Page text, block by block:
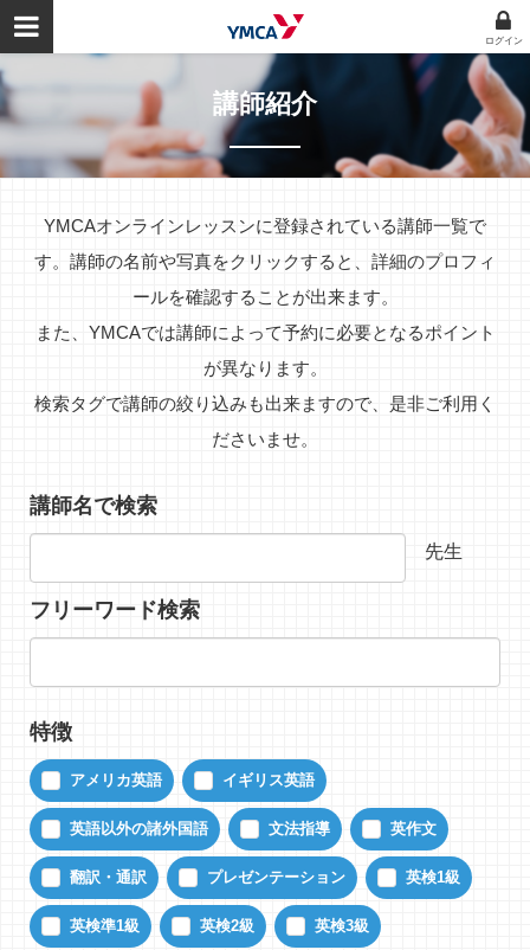
ログイン
講師紹介
YMCAオンラインレッスンに登録されている講師一覧で
す。講師の名前や写真をクリックすると、詳細のプロフィ
ールを確認することが出来ます。
また、YMCAでは講師によって予約に必要となるポイント
が異なります。
検索タグで講師の絞り込みも出来ますので、是非ご利用く
ださいませ。
講師名で検索
先生
フリーワード検索
特徴
アメリカ英語 イギリス英語
英語以外の諸外国語 文法指導 英作文
翻訳・通訳 プレゼンテーション 英検1級
英検準1級 英検2級 英検3級